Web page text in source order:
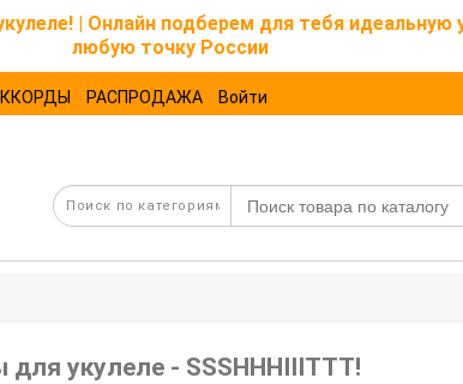
| Онлайн подберем для тебя идеальную
любую точку России
РАСПРОДАЖА Войти
укулеле - SSSHHHIIITTT!